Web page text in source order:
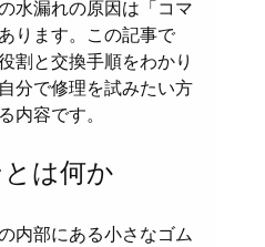
水漏れの原因は「コマ
ります。この記事で
割と交換手順をわかり
分で修理を試みたい方
内容です。
は何か
内部にある小さなゴム